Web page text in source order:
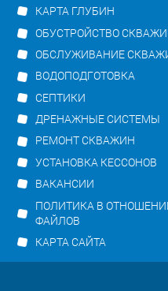
КАРТА ГЛУБИН
ОБУСТРОЙСТВО
ОБСЛУЖИВАНИЕ
ВОДОПОДГОТОВКА
СЕПТИКИ
ДРЕНАЖНЫЕ СИСТЕМЫ
РЕМОНТ СКВАЖИН
УСТАНОВКА КЕССОНОВ
ВАКАНСИИ
ПОЛИТИКА В
ФАЙЛОВ
КАРТА САЙТА